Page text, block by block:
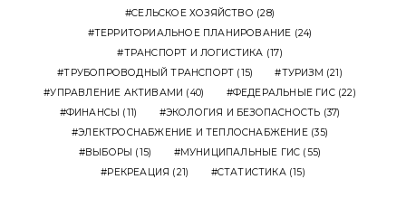
СЕЛЬСКОЕ ХОЗЯЙСТВО (28)
ТЕРРИТОРИАЛЬНОЕ ПЛАНИРОВАНИЕ (24)
ТРАНСПОРТ И ЛОГИСТИКА (17)
ТРУБОПРОВОДНЫЙ ТРАНСПОРТ (15) ТУРИЗМ (21)
УПРАВЛЕНИЕ АКТИВАМИ (40) ФЕДЕРАЛЬНЫЕ ГИС(22)
ФИНАНСЫ (11) ЭКОЛОГИЯ И БЕЗОПАСНОСТЬ (37)
ЭЛЕКТРОСНАБЖЕНИЕ И ТЕПЛОСНАБЖЕНИЕ(35)
ВЫБОРЫ (15) МУНИЦИПАЛЬНЫЕ ГИС (55)
РЕКРЕАЦИЯ (21) СТАТИСТИКА (15)